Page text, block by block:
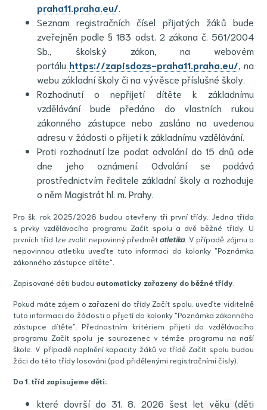
praha11.praha.eu/
Seznam registračních čísel přijatých žáků bude
zveřejněn podle § 183 odst. 2 zákona č. 561/2004
Sb., školský zákon, na webovém
portálu https://zapisdozs-praha11.praha.eu/ , na
webu základní školy či na vývěsce příslušné školy.
Rozhodnutí o nepřijetí dítěte k základnímu
vzdělávání bude předáno do vlastních rukou
zákonného zástupce nebo zasláno na uvedenou
adresu v žádosti o přijetí k základnímu vzdělávání.
Proti rozhodnutí lze podat odvolání do 15 dnů ode
dne jeho oznámení. Odvolání se podává
prostřednictvím ředitele základní školy a rozhoduje
o něm Magistrát hl. m. Prahy.
Pro šk. rok 2025/2026 budou otevřeny tři první třídy. Jedna třída
s prvky vzdělávacího programu Začít spolu a dvě běžné třídy. U
prvních tříd lze zvolit nepovinný předmětatletika. V případě zájmu o
nepovinnou atletiku uveďte tuto informaci do kolonky "Poznámka
zákonného zástupce dítěte".
Zapisované děti budou automaticky zařazeny do běžné třídy
Pokud máte zájem o zařazení do třídy Začít spolu, uveďte viditelně
tuto informaci do žádosti o přijetí do kolonky "Poznámka zákonného
zástupce dítěte". Přednostním kritériem přijetí do vzdělávacího
programu Začít spolu je sourozenec v témže programu na naší
škole. V případě naplnění kapacity žáků ve třídě Začít spolu budou
žáci do této třídy losováni (pod přidělenými registračními čísly).
Do 1. tříd zapisujeme děti:
které dovrší do 31. 8. 2026 šest let věku (děti